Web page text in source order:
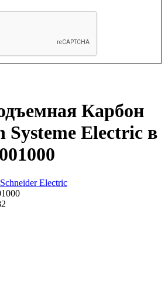
Карбон
Systeme Electric в
Schneider Electric